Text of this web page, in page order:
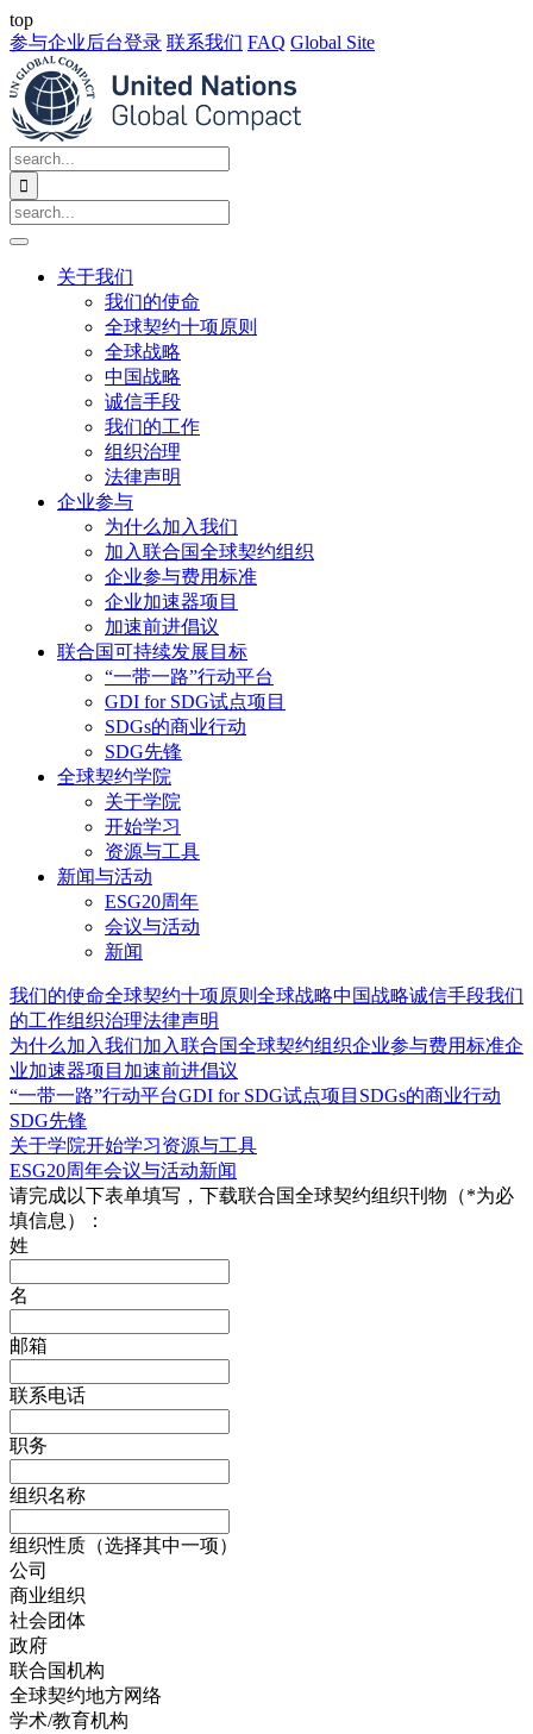
top
参与企业后台登录 联系我们 FAQ Global Site

关于我们
我们的使命
全球契约十项原则
全球战略
中国战略
诚信手段
我们的工作
组织治理
法律声明
企业参与
为什么加入我们
加入联合国全球契约组织
企业参与费用标准
企业加速器项目
加速前进倡议
联合国可持续发展目标
“一带一路”行动平台
GDI for SDG试点项目
SDGs的商业行动
SDG先锋
全球契约学院
关于学院
开始学习
资源与工具
新闻与活动
ESG20周年
会议与活动
新闻
我们的使命全球契约十项原则 全球战略中国战略诚信手段我们
的工作组织治理法律声明
为什么加入我们加入联合国全球契约组织企业参与费用标准企
业加速器项目 加速前进倡议
“一带一路”行动平台GDI for SDG试点项目 SDGs的商业行动
SDG先锋
关于学院开始学习资源与工具
ESG20周年会议与活动新闻
请完成以下表单填写，下载联合国全球契约组织刊物（*为必
填信息）：
姓
名
邮箱
联系电话
职务
组织名称
组织性质（选择其中一项）
公司
商业组织
社会团体
政府
联合国机构
全球契约地方网络
学术/教育机构